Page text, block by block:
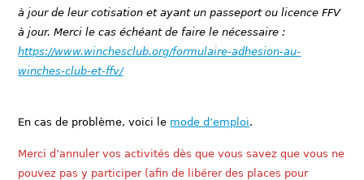
à jour de leur cotisation et ayant un passeport ou licence FFV
à jour. Merci le cas échéant de faire le nécessaire :
https://www.winchesclub.org/formulaire-adhesion-au-
winches-club-et-ffv/
En cas de problème, voici le mode d’emploi.
Merci d’annuler vos activités dès que vous savez que vous ne
pouvez pas y participer (afin de libérer des places pour